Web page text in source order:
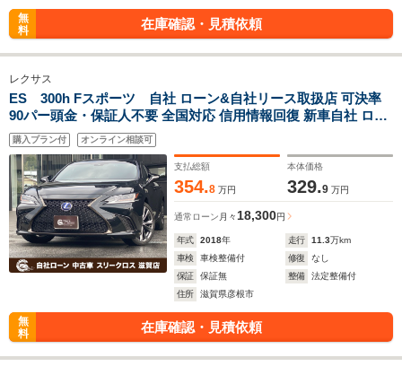
無
料
在庫確認・見積依頼
レクサス
ES 300h Fスポーツ 自社 ローン&自社リース取扱店 可決率
90パー頭金・保証人不要 全国対応 信用情報回復 新車自社 ロー
ン 高 級車 自社 ローン(残価設定可) 自営業OK 最大120回払い
ローン 相 談 窓口 自社大型整備工場 仮審査可
購入プラン付 オンライン相談可
支払総額
354.8 万円
本体価格
329.9 万円
通常ローン 月々 18,300円
年式 2018年 走行 11.3万km
車検
車検整備付 修復
なし
保証
保証無 整備
法定整備付
住所
滋賀県彦根市
無
料
在庫確認・見積依頼